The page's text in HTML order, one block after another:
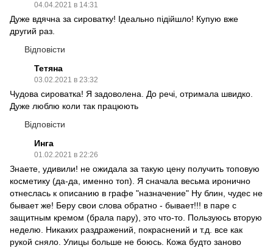
04.04.2021 в 14:31
Дуже вдячна за сироватку! Ідеально підійшло! Купую вже
другий раз.
Відповісти
Тетяна
03.02.2021 в 23:32
Чудова сироватка! Я задоволена. До речі, отримала швидко.
Дуже люблю коли так працюють
Відповісти
Инга
01.02.2021 в 22:26
Знаете, удивили! не ожидала за такую цену получить топовую
косметику (да-да, именно топ). Я сначала весьма иронично
отнеслась к описанию в графе "назначение" Ну блин, чудес не
бывает же! Беру свои слова обратно - бывает!!! в паре с
защитным кремом (брала пару), это что-то. Пользуюсь вторую
неделю. Никаких раздражений, покраснений и т.д. все как
рукой сняло. Улицы больше не боюсь. Кожа будто заново